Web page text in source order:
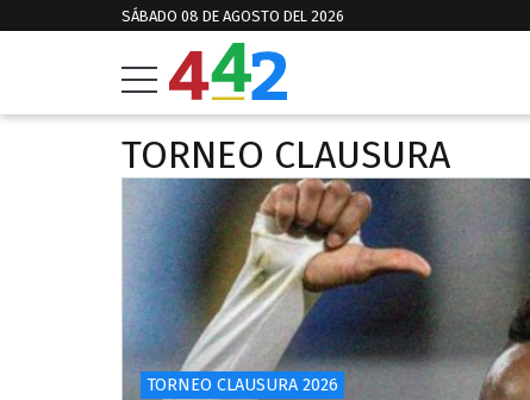
SÁBADO 08 DE AGOSTO DEL 2026
TORNEO CLAUSURA
TORNEO CLAUSURA 2026